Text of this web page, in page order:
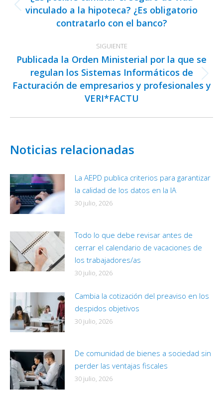
publicaciones
Publicación
anterior:
vinculado a la hipoteca? ¿Es obligatorio
contratarlo con el banco?
SIGUIENTE
Publicación
siguiente:
Publicada la Orden Ministerial por la que se
regulan los Sistemas Informáticos de
Facturación de empresarios y profesionales y
VERI*FACTU
Noticias relacionadas
La AEPD publica criterios para garantizar
la calidad de los datos en la IA
30 julio, 2026
Todo lo que debe revisar antes de
cerrar el calendario de vacaciones de
los trabajadores/as
30 julio, 2026
Cambia la cotización del preaviso en los
despidos objetivos
30 julio, 2026
De comunidad de bienes a sociedad sin
perder las ventajas fiscales
30 julio, 2026